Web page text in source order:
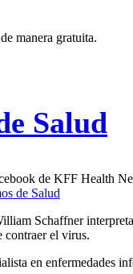
manera gratuita.
Salud
de KFF Health
de Salud
Schaffner
contraer el virus.
en enfermedades